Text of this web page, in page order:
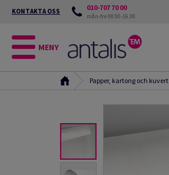
KONTAKTA OSS 010-707 70 00
mån-fre 08:00-16:30
MENY
Papper, kartong och kuvert